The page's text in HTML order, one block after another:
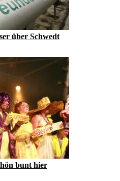
über Schwedt
bunt hier